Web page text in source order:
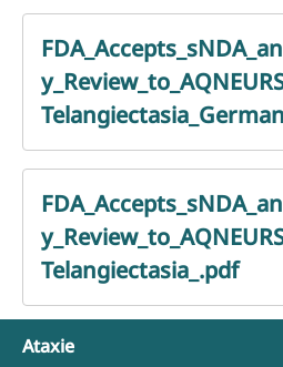
Telangiectasia_.pdf
Ataxie